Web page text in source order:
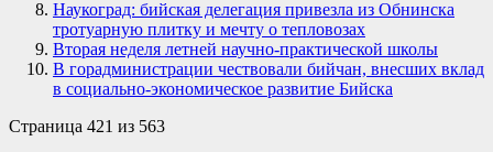
Наукоград: бийская делегация привезла из Обнинска
тротуарную плитку и мечту о тепловозах
Вторая неделя летней научно-практической школы
В горадминистрации чествовали бийчан, внесших вклад
в социально-экономическое развитие Бийска
Страница 421 из 563